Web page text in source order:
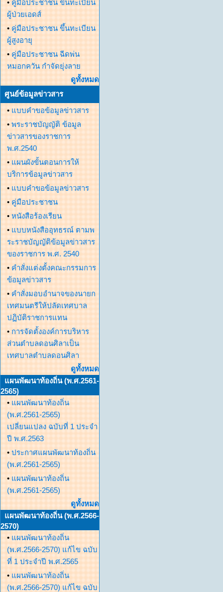
• คู่มือประชาชน ขึ้นทะเบียน
ผู้ป่วยเอดส์
• คู่มือประชาชน ขึ้นทะเบียน
ผู้สูงอายุ
• คู่มือประชาชน ฉีดพ่น
หมอกควัน กำจัดยุ่งลาย
ดูทั้งหมด
ศูนย์ข้อมูลข่าวสาร
• แบบคำขอข้อมูลข่าวสาร
• พระราชบัญญัติ ข้อมูล
ข่าวสารของราชการ
พ.ศ.2540
• แผนผังขั้นตอนการให้
บริการข้อมูลข่าวสาร
• แบบคำขอข้อมูลข่าวสาร
• คู่มือประชาชน
• หนังสือร้องเรียน
• แบบหนังสืออุทธรณ์ ตามพ
ระราชบัญญัติข้อมูลข่าวสาร
ของราชการ พ.ศ. 2540
• คำสั่งแต่งตั้งคณะกรรมการ
ข้อมูลข่าวสาร
• คำสั่งมอบอำนาจของนายก
เทศมนตรีให้ปลัดเทศบาล
ปฏิบัติราชการแทน
• การจัดตั้งองค์การบริหาร
ส่วนตำบลดอนศิลาเป็น
เทศบาลตำบลดอนศิลา
ดูทั้งหมด
แผนพัฒนาท้องถิ่น (พ.ศ.2561-
2565)
• แผนพัฒนาท้องถิ่น
(พ.ศ.2561-2565)
เปลี่ยนแปลง ฉบับที่ 1 ประจำ
ปี พ.ศ.2563
• ประกาศแผนพัฒนาท้องถิ่น
(พ.ศ.2561-2565)
• แผนพัฒนาท้องถิ่น
(พ.ศ.2561-2565)
ดูทั้งหมด
แผนพัฒนาท้องถิ่น (พ.ศ.2566-
2570)
• แผนพัฒนาท้องถิ่น
(พ.ศ.2566-2570) แก้ไข ฉบับ
ที่ 1 ประจำปี พ.ศ.2565
• แผนพัฒนาท้องถิ่น
(พ.ศ.2566-2570) แก้ไข ฉบับ